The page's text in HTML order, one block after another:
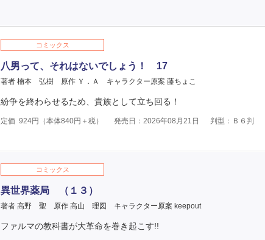
コミックス
八男って、それはないでしょう！ 17
著者 楠本 弘樹 原作 Ｙ．Ａ キャラクター原案 藤ちょこ
紛争を終わらせるため、貴族として立ち回る！
定価 924円（本体840円＋税） 発売日：2026年08月21日 判型：Ｂ６判
コミックス
異世界薬局 （１３）
著者 高野 聖 原作 高山 理図 キャラクター原案 keepout
ファルマの教科書が大革命を巻き起こす!!